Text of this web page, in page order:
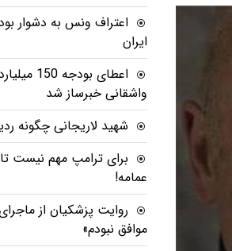
اعتراف ونس به دشوار
ایران
اعطای
واشقانی خبرساز شد
شهید لاریجانی چگونه
برای ترامپ مهم نیست
عمامه!
روایت پزشکیان از
موافق نبودم»